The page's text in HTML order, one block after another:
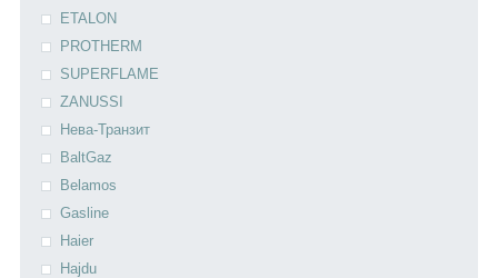
ETALON
PROTHERM
SUPERFLAME
ZANUSSI
Нева-Транзит
BaltGaz
Belamos
Gasline
Haier
Hajdu